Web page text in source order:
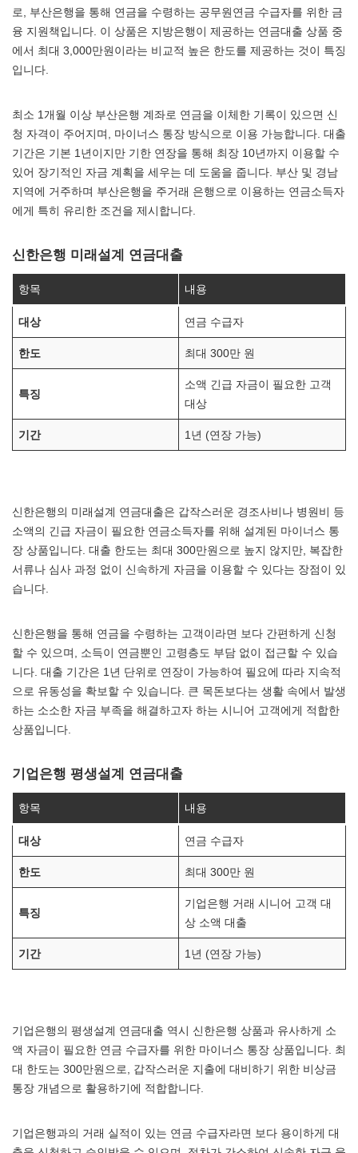
로, 부산은행을 통해 연금을 수령하는 공무원연금 수급자를 위한 금
융 지원책입니다. 이 상품은 지방은행이 제공하는 연금대출 상품 중
에서 최대 3,000만원이라는 비교적 높은 한도를 제공하는 것이 특징
입니다.
최소 1개월 이상 부산은행 계좌로 연금을 이체한 기록이 있으면 신
청 자격이 주어지며, 마이너스 통장 방식으로 이용 가능합니다. 대출
기간은 기본 1년이지만 기한 연장을 통해 최장 10년까지 이용할 수
있어 장기적인 자금 계획을 세우는 데 도움을 줍니다. 부산 및 경남
지역에 거주하며 부산은행을 주거래 은행으로 이용하는 연금소득자
에게 특히 유리한 조건을 제시합니다.
신한은행 미래설계 연금대출
항목 내용
대상 연금 수급자
한도 최대 300만 원
특징
소액 긴급 자금이 필요한 고객
대상
기간 1년 (연장 가능)
신한은행의 미래설계 연금대출은 갑작스러운 경조사비나 병원비 등
소액의 긴급 자금이 필요한 연금소득자를 위해 설계된 마이너스 통
장 상품입니다. 대출 한도는 최대 300만원으로 높지 않지만, 복잡한
서류나 심사 과정 없이 신속하게 자금을 이용할 수 있다는 장점이 있
습니다.
신한은행을 통해 연금을 수령하는 고객이라면 보다 간편하게 신청
할 수 있으며, 소득이 연금뿐인 고령층도 부담 없이 접근할 수 있습
니다. 대출 기간은 1년 단위로 연장이 가능하여 필요에 따라 지속적
으로 유동성을 확보할 수 있습니다. 큰 목돈보다는 생활 속에서 발생
하는 소소한 자금 부족을 해결하고자 하는 시니어 고객에게 적합한
상품입니다.
기업은행 평생설계 연금대출
항목 내용
대상 연금 수급자
한도 최대 300만 원
특징
기업은행 거래 시니어 고객 대
상 소액 대출
기간 1년 (연장 가능)
기업은행의 평생설계 연금대출 역시 신한은행 상품과 유사하게 소
액 자금이 필요한 연금 수급자를 위한 마이너스 통장 상품입니다. 최
대 한도는 300만원으로, 갑작스러운 지출에 대비하기 위한 비상금
통장 개념으로 활용하기에 적합합니다.
기업은행과의 거래 실적이 있는 연금 수급자라면 보다 용이하게 대